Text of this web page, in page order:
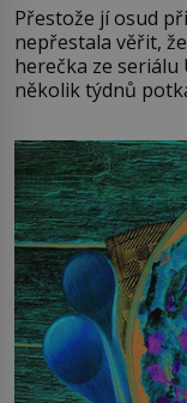
Přestože jí osud
nepřestala věřit, že
herečka ze seriálu
několik týdnů